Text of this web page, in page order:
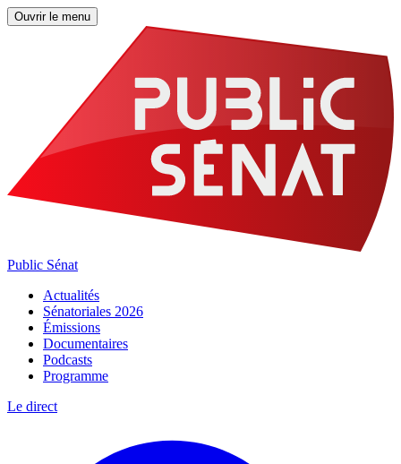
Ouvrir le menu
Public Sénat
Actualités
Sénatoriales 2026
Émissions
Documentaires
Podcasts
Programme
Le direct